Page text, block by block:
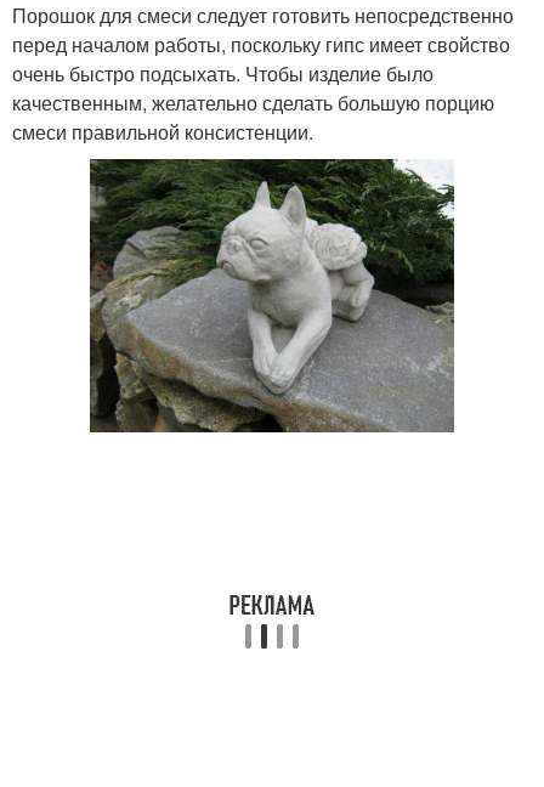
Порошок для смеси следует готовить непосредственно
перед началом работы, поскольку гипс имеет свойство
очень быстро подсыхать. Чтобы изделие было
качественным, желательно сделать большую порцию
смеси правильной консистенции.